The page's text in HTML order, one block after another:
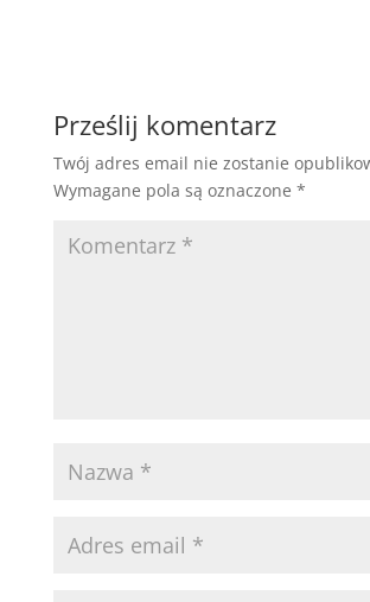
Prześlij komentarz
Twój adres email nie zostanie
Wymagane pola są oznaczone *